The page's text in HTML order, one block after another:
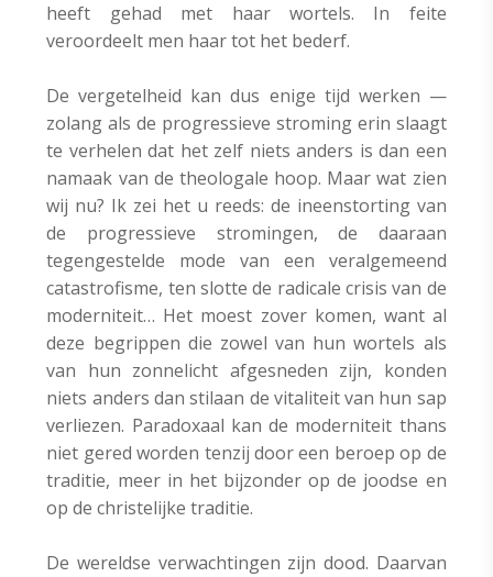
heeft gehad met haar wortels. In feite
veroordeelt men haar tot het bederf.
De vergetelheid kan dus enige tijd werken —
zolang als de progressieve stroming erin slaagt
te verhelen dat het zelf niets anders is dan een
namaak van de theologale hoop. Maar wat zien
wij nu? Ik zei het u reeds: de ineenstorting van
de progressieve stromingen, de daaraan
tegengestelde mode van een veralgemeend
catastrofisme, ten slotte de radicale crisis van de
moderniteit… Het moest zover komen, want al
deze begrippen die zowel van hun wortels als
van hun zonnelicht afgesneden zijn, konden
niets anders dan stilaan de vitaliteit van hun sap
verliezen. Paradoxaal kan de moderniteit thans
niet gered worden tenzij door een beroep op de
traditie, meer in het bijzonder op de joodse en
op de christelijke traditie.
De wereldse verwachtingen zijn dood. Daarvan